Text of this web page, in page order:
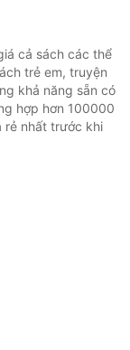
cả sách các thể
trẻ em, truyện
khả năng sẵn có
hợp hơn 100000
rẻ nhất trước khi